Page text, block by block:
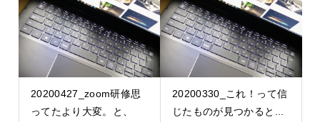
20200427_zoom研修思
ってたより大変。と、
20200330_これ！って信
じたものが見つかると...